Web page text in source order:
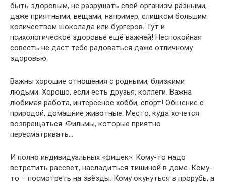
быть здоровым, не разрушать свой организм разными,
даже приятными, вещами, например, слишком большим
количеством шоколада или бургеров. Тут и
психологическое здоровье ещё важней! Неспокойная
совесть не даст тебе радоваться даже отличному
здоровью.
Важны хорошие отношения с родными, близкими
людьми. Хорошо, если есть друзья, коллеги. Важна
любимая работа, интересное хобби, спорт! Общение с
природой, домашние животные. Место, куда хочется
возвращаться. Фильмы, которые приятно
пересматривать…
И полно индивидуальных «фишек». Кому-то надо
встретить рассвет, насладиться тишиной в доме. Кому-
то – посмотреть на звёзды. Кому окунуться в прорубь, а